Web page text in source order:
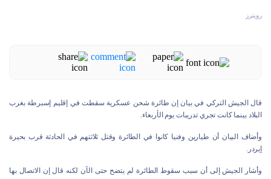
رويترز
قال الجيش التركي في بيان إن طائرة شحن عسكرية سقطت في إقليم إسبرطة بغرب
البلاد بينما كانت تجري تدريبات يوم الأربعاء.
وأضاف البيان أن طيارين وفنيا كانوا في الطائرة وقتل ثلاثتهم في الحادثة قرب بحيرة
إيردر.
وأشار الجيش إلى أن سبب سقوط الطائرة لم يتضح حتى الآن لكنه قال إن الاتصال بها